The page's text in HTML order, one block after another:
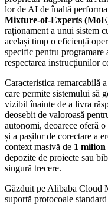
lor de AI de înaltă
Mixture-of-Experts
raționament a unui sistem
același timp o eficiență
specific pentru programare
respectarea instrucțiunilor
Caracteristica remarcabilă
care permite sistemului să
vizibil înainte de a livra
deosebit de valoroasă
autonomi, deoarece oferă
și a pașilor de corectare a
context masivă de 1 milion
depozite de proiecte sau
singură trecere.
Găzduit pe Alibaba Cloud
suportă protocoale